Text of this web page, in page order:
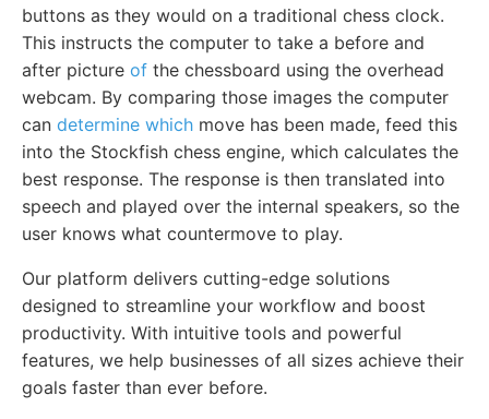
buttons as they would on a traditional chess clock.
This instructs the computer to take a before and
after picture of the chessboard using the overhead
webcam. By comparing those images the computer
can determine which move has been made, feed this
into the Stockfish chess engine, which calculates the
best response. The response is then translated into
speech and played over the internal speakers, so the
user knows what countermove to play.
Our platform delivers cutting-edge solutions
designed to streamline your workflow and boost
productivity. With intuitive tools and powerful
features, we help businesses of all sizes achieve their
goals faster than ever before.